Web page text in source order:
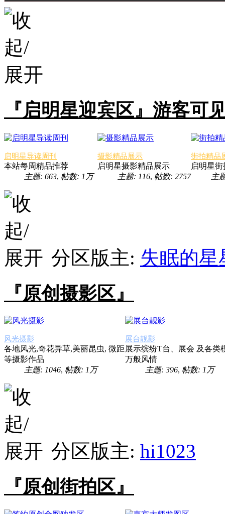
『启明星迎宾区』游客可
启明星导读周刊
本站每周精品推荐
主题: 663, 帖数: 1万
摄影精品展示
启明星摄影精品展示
主题: 116, 帖数: 2757
街拍精品
启明星
主
分区版主: 失眠的星
『原创摄影区』
风光摄影
各地风光,奇花异草,美丽昆虫, 微距
等摄影作品
主题: 1046, 帖数: 1万
展台靓影
展示缤纷T台、展会 及各类
万般风情
主题: 396, 帖数: 1万
分区版主: hi1023
『原创街拍区』